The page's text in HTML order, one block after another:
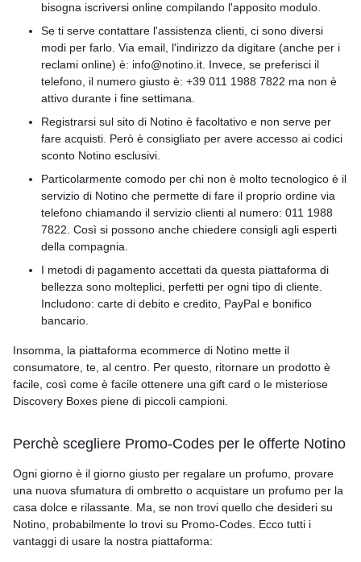
bisogna iscriversi online compilando l'apposito modulo.
Se ti serve contattare l'assistenza clienti, ci sono diversi
modi per farlo. Via email, l'indirizzo da digitare (anche per i
reclami online) è: info@notino.it. Invece, se preferisci il
telefono, il numero giusto è: +39 011 1988 7822 ma non è
attivo durante i fine settimana.
Registrarsi sul sito di Notino è facoltativo e non serve per
fare acquisti. Però è consigliato per avere accesso ai codici
sconto Notino esclusivi.
Particolarmente comodo per chi non è molto tecnologico è il
servizio di Notino che permette di fare il proprio ordine via
telefono chiamando il servizio clienti al numero: 011 1988
7822. Così si possono anche chiedere consigli agli esperti
della compagnia.
I metodi di pagamento accettati da questa piattaforma di
bellezza sono molteplici, perfetti per ogni tipo di cliente.
Includono: carte di debito e credito, PayPal e bonifico
bancario.
Insomma, la piattaforma ecommerce di Notino mette il
consumatore, te, al centro. Per questo, ritornare un prodotto è
facile, così come è facile ottenere una gift card o le misteriose
Discovery Boxes piene di piccoli campioni.
Perchè scegliere Promo-Codes per le offerte Notino
Ogni giorno è il giorno giusto per regalare un profumo, provare
una nuova sfumatura di ombretto o acquistare un profumo per la
casa dolce e rilassante. Ma, se non trovi quello che desideri su
Notino, probabilmente lo trovi su Promo-Codes. Ecco tutti i
vantaggi di usare la nostra piattaforma: